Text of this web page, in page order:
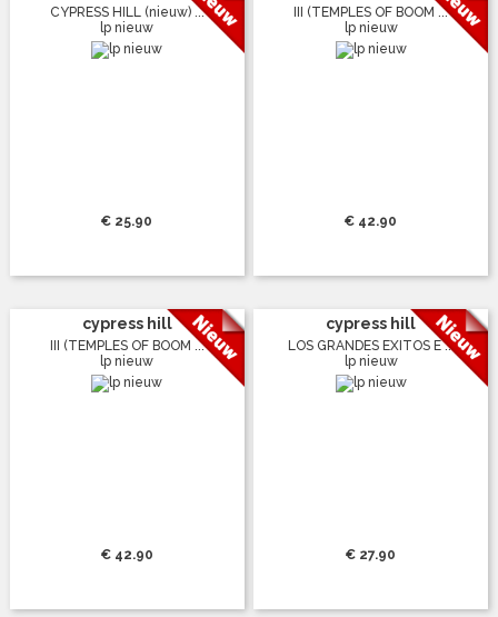
CYPRESS HILL (nieuw) ...
lp nieuw
€ 25.90
III (TEMPLES OF BOOM ...
lp nieuw
€ 42.90
cypress hill
III (TEMPLES OF BOOM ...
lp nieuw
€ 42.90
cypress hill
LOS GRANDES EXITOS E ...
lp nieuw
€ 27.90